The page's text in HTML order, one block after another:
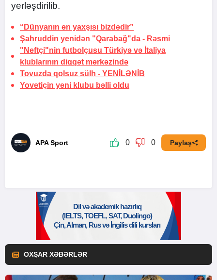
yerləşdirilib.
“Dünyanın ən yaxşısı bizdədir”
Şahruddin yenidən "Qarabağ"da - Rəsmi
"Neftçi"nin futbolçusu Türkiyə və İtaliya
klublarının diqqət mərkəzində
Tovuzda qolsuz sülh - YENİLƏNİB
Yovetiçin yeni klubu bəlli oldu
APA Sport 0 0 Paylaş
OXŞAR XƏBƏRLƏR